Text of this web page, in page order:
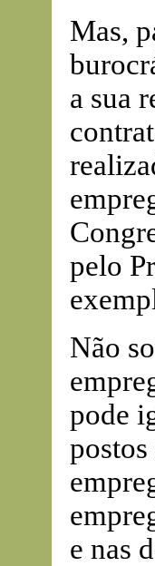
Mas,
a sua
pelo
Não
pode
e nas